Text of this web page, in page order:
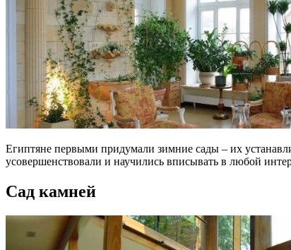
Египтяне первыми придумали зимние сады – их
усовершенствовали и научились вписывать в любой
Сад камней